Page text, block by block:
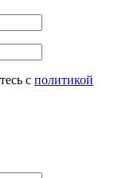
с политикой